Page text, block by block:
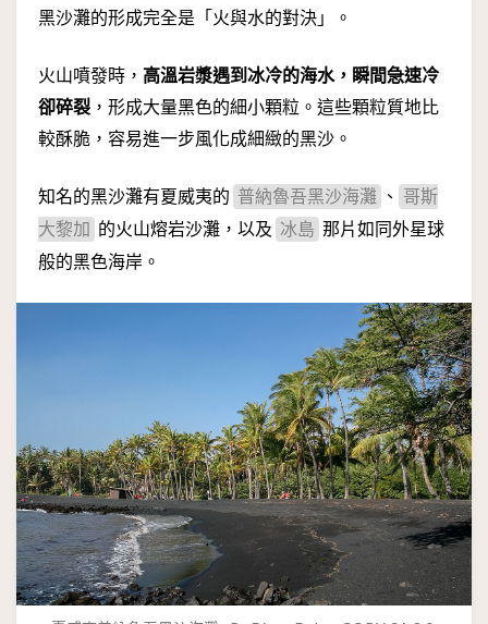
黑沙灘的形成完全是「火與水的對決」。
火山噴發時， 高溫岩漿遇到冰冷的海水，瞬間急速冷
卻碎裂 ，形成大量黑色的細小顆粒。這些顆粒質地比
較酥脆，容易進一步風化成細緻的黑沙。
知名的黑沙灘有夏威夷的 普納魯吾黑沙海灘 、 哥斯
大黎加 的火山熔岩沙灘，以及 冰島 那片如同外星球
般的黑色海岸。